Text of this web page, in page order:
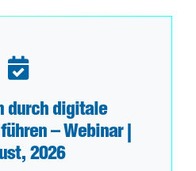
durch digitale
– Webinar |
2026